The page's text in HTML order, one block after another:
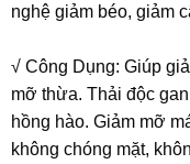
nghệ giảm béo, giảm
√ Công Dụng: Giúp
mỡ thừa. Thải độc
hồng hào. Giảm mỡ
không chóng mặt,